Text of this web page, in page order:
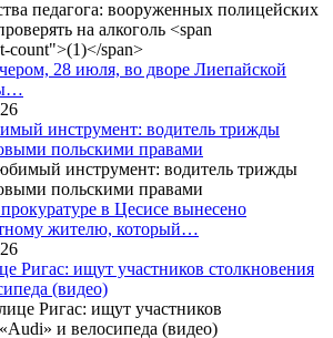
28 июля, во дворе Лиепайской
инструмент: водитель трижды
польскими правами
в Цесисе вынесено
жителю, который…
Ригас: ищут участников столкновения
(видео)